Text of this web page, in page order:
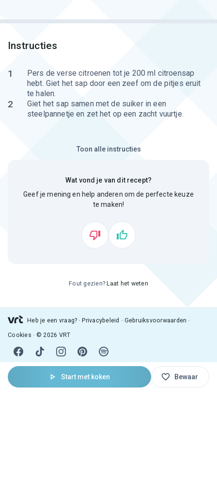
Start met koken Bewaar
Instructies
1
Pers de verse citroenen tot je 200 ml citroensap
hebt. Giet het sap door een zeef om de pitjes eruit
te halen.
2
Giet het sap samen met de suiker in een
steelpannetje en zet het op een zacht vuurtje.
Toon alle instructies
Wat vond je van dit recept?
Geef je mening en help anderen om de perfecte keuze
te maken!
Fout gezien? Laat het weten
Heb je een vraag? Privacybeleid Gebruiksvoorwaarden
Cookies © 2026 VRT